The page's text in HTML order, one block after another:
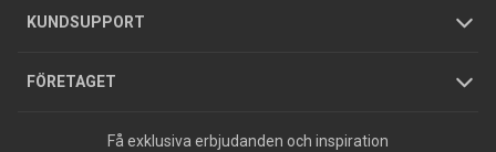
KUNDSUPPORT
Varumärken
FÖRETAGET
Jobba hos oss
Press
Få exklusiva erbjudanden och inspiration